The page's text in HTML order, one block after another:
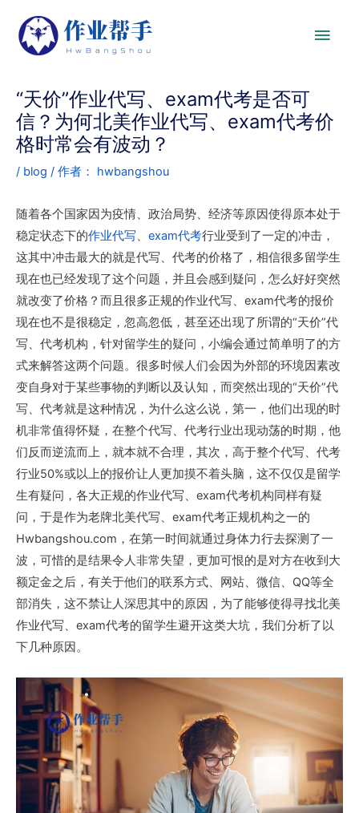
“天价”作业代写、exam代考是否可
信？为何北美作业代写、exam代考价
格时常会有波动？
/ blog / 作者： hwbangshou
随着各个国家因为疫情、政治局势、经济等原因使得原本处于
稳定状态下的作业代写、 exam代考行业受到了一定的冲击，
这其中冲击最大的就是代写、代考的价格了，相信很多留学生
现在也已经发现了这个问题，并且会感到疑问，怎么好好突然
就改变了价格？而且很多正规的作业代写、exam代考的报价
现在也不是很稳定，忽高忽低，甚至还出现了所谓的“天价”代
写、代考机构，针对留学生的疑问，小编会通过简单明了的方
式来解答这两个问题。很多时候人们会因为外部的环境因素改
变自身对于某些事物的判断以及认知，而突然出现的“天价”代
写、代考就是这种情况，为什么这么说，第一，他们出现的时
机非常值得怀疑，在整个代写、代考行业出现动荡的时期，他
们反而逆流而上，就本就不合理，其次，高于整个代写、代考
行业50%或以上的报价让人更加摸不着头脑，这不仅仅是留学
生有疑问，各大正规的作业代写、exam代考机构同样有疑
问，于是作为老牌北美代写、exam代考正规机构之一的
Hwbangshou.com，在第一时间就通过身体力行去探测了一
波，可惜的是结果令人非常失望，更加可恨的是对方在收到大
额定金之后，有关于他们的联系方式、网站、微信、QQ等全
部消失，这不禁让人深思其中的原因，为了能够使得寻找北美
作业代写、exam代考的留学生避开这类大坑，我们分析了以
下几种原因。